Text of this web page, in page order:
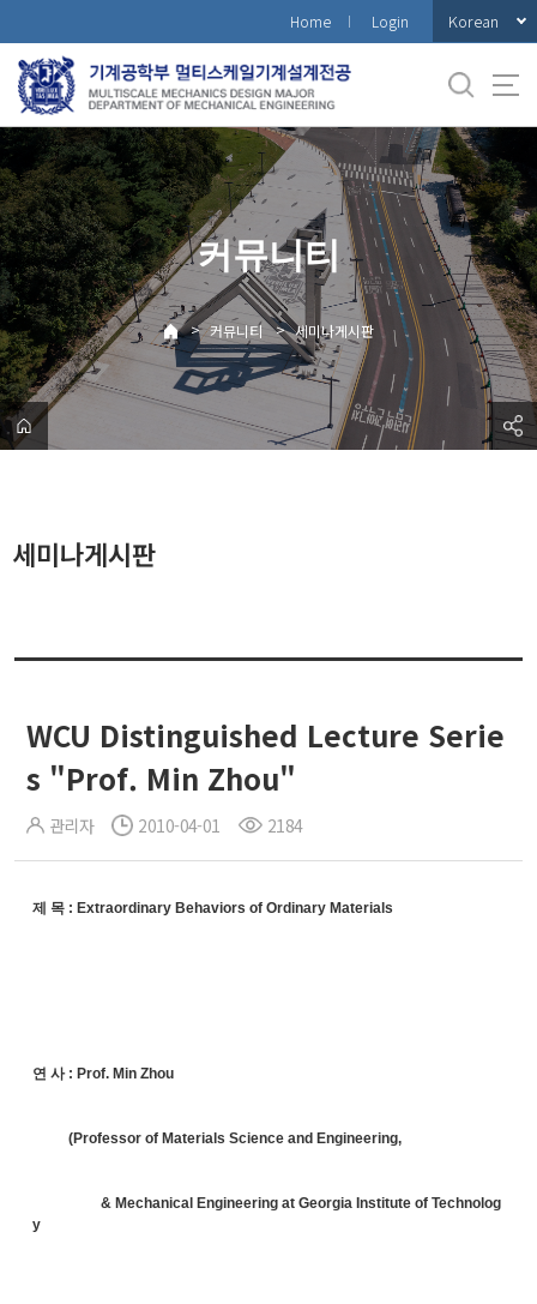
로
메
뉴
Home Login Korean
커뮤니티
> 커뮤니티 > 세미나게시판
세미나게시판
WCU Distinguished Lecture Serie
s "Prof. Min Zhou"
관리자 2010-04-01 2184
제 목 : Extraordinary Behaviors of Ordinary Materials
연 사 : Prof. Min Zhou
(Professor of Materials Science and Engineering,
& Mechanical Engineering at Georgia Institute of Technolog
y